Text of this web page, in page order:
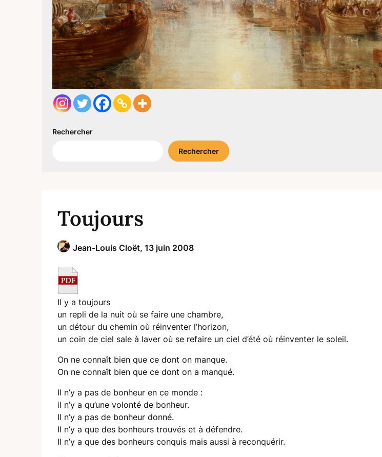
Rechercher
Rechercher
Toujours
Jean-Louis Cloët, 13 juin 2008
Il y a toujours
un repli de la nuit où se faire une chambre,
un détour du chemin où réinventer l’horizon,
un coin de ciel sale à laver où se refaire un ciel d’été où réinventer le soleil.
On ne connaît bien que ce dont on manque.
On ne connaît bien que ce dont on a manqué.
Il n’y a pas de bonheur en ce monde :
il n’y a qu’une volonté de bonheur.
Il n’y a pas de bonheur donné.
Il n’y a que des bonheurs trouvés et à défendre.
Il n’y a que des bonheurs conquis mais aussi à reconquérir.